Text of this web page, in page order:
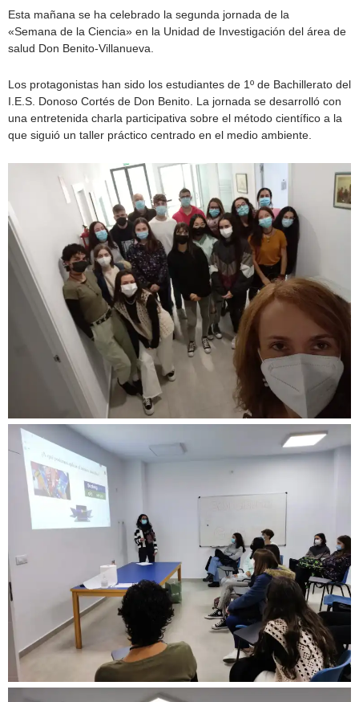
Esta mañana se ha celebrado la segunda jornada de la
«Semana de la Ciencia» en la Unidad de Investigación del área de
salud Don Benito-Villanueva.
Los protagonistas han sido los estudiantes de 1º de Bachillerato del
I.E.S. Donoso Cortés de Don Benito. La jornada se desarrolló con
una entretenida charla participativa sobre el método científico a la
que siguió un taller práctico centrado en el medio ambiente.